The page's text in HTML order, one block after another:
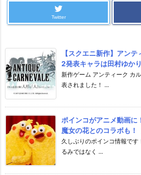
Twitter
【スクエニ新作】アン
2発表キャラは田村ゆか
新作ゲーム アンティーク カ
表されました！ ...
ポインコがアニメ動画に
魔女の花とのコラボも！
久しぶりのポインコ情報で
るみではなく ...